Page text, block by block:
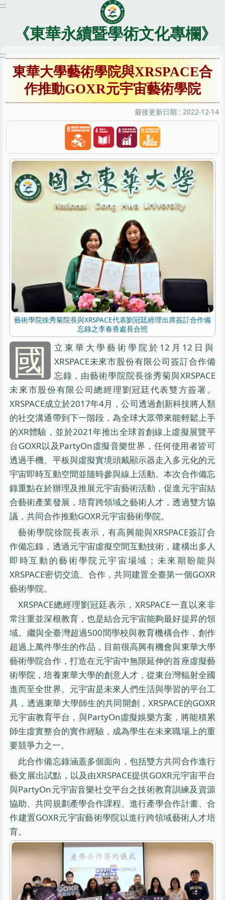
跳
內
:::
《東華永續暨學術文化專欄》
:::
東華大學藝術學院與XRSPACE合
作推動GOXR元宇宙藝術學院
最後更新日期 : 2022-12-14
藝術學院徐秀菊院長與XRSPACE代表劉冠廷經理出席簽訂合作備
忘錄之李春香處長合照
國
立東華大學藝術學院於12月12日與
XRSPACE未來市股份有限公司簽訂合作備
忘錄，由藝術學院院長徐秀菊與XRSPACE
未來市股份有限公司總經理劉冠廷代表雙方簽署。
XRSPACE成立於2017年4月，公司透過創新科技將人類
的社交溝通帶到下一階段，為全球大眾帶來能輕鬆上手
的XR體驗，並於2021年推出全球首創線上虛擬展覽平
台GOXR以及PartyOn虛擬音樂世界，任何使用者皆可
透過手機、平板與虛擬實境頭戴顯示器走入多元化的元
宇宙即時互動空間並隨時參與線上活動。本次合作備忘
錄重點在於辦理及推展元宇宙藝術活動，促進元宇宙結
合藝術產業發展，培育跨領域之藝術人才，透過雙方協
議，共同合作推動GOXR元宇宙藝術學院。
藝術學院徐院長表示，有高興能與XRSPACE簽訂合
作備忘錄，透過元宇宙虛擬空間互動技術，建構出多人
即時互動的藝術學院元宇宙場域；未來期盼能與
XRSPACE密切交流、合作，共同建置全臺第一個GOXR
藝術學院。
XRSPACE總經理劉冠廷表示，XRSPACE一直以來非
常注重並深根教育，也是結合元宇宙能夠最好提昇的領
域。繼與全臺灣超過500間學校與教育機構合作，創作
超過上萬件學生的作品，目前很高興有機會與東華大學
藝術學院合作，打造在元宇宙中無限延伸的首座虛擬藝
術學院，培養東華大學的創意人才，從東台灣輻射全國
進而至全世界。元宇宙是未來人們生活與學習的平台工
具，透過東華大學師生的共同開創，XRSPACE的GOXR
元宇宙教育平台，與PartyOn虛擬娛樂方案，將能積累
師生虛實整合的實作經驗，成為學生在未來職場上的重
要競爭力之一。
此合作備忘錄涵蓋多個面向，包括雙方共同合作進行
藝文展出試點，以及由XRSPACE提供GOXR元宇宙平台
與PartyOn元宇宙音樂社交平台之技術教育訓練及資源
協助、共同規劃產學合作課程、進行產學合作計畫、合
作建置GOXR元宇宙藝術學院以進行跨領域藝術人才培
育。